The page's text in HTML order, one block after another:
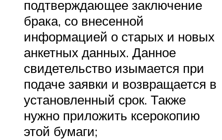
подтверждающее заключение
брака, со внесенной
информацией о старых и новых
анкетных данных. Данное
свидетельство изымается при
подаче заявки и возвращается в
установленный срок. Также
нужно приложить ксерокопию
этой бумаги;